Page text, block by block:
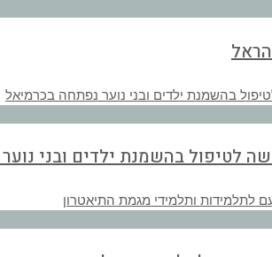
לטיפול בהשמנת ילדים ובני